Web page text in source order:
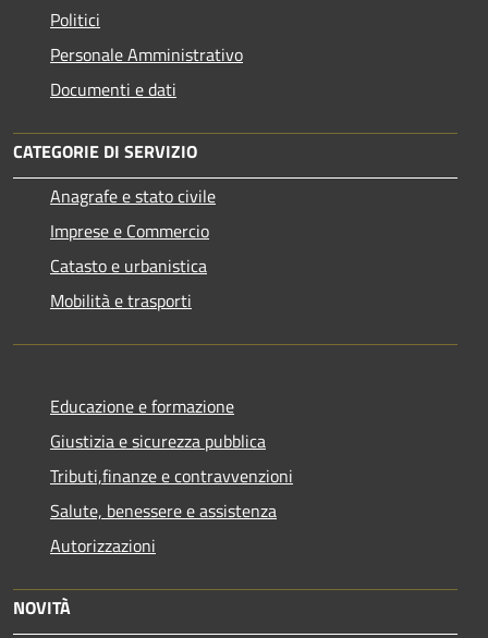
Politici
Personale Amministrativo
Documenti e dati
CATEGORIE DI SERVIZIO
Anagrafe e stato civile
Imprese e Commercio
Catasto e urbanistica
Mobilità e trasporti
Educazione e formazione
Giustizia e sicurezza pubblica
Tributi,finanze e contravvenzioni
Salute, benessere e assistenza
Autorizzazioni
NOVITÀ